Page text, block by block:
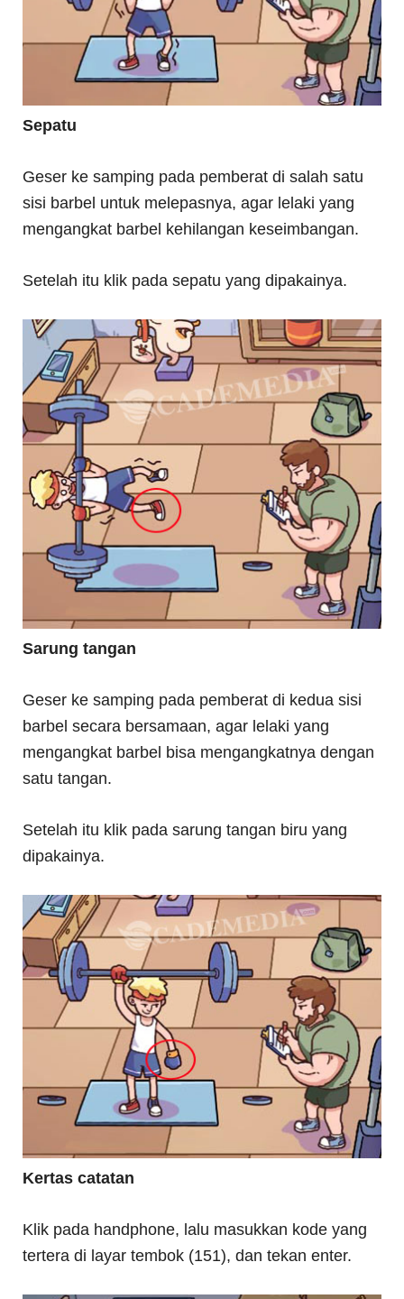
Sepatu
Geser ke samping pada pemberat di salah satu
sisi barbel untuk melepasnya, agar lelaki yang
mengangkat barbel kehilangan keseimbangan.
Setelah itu klik pada sepatu yang dipakainya.
Sarung tangan
Geser ke samping pada pemberat di kedua sisi
barbel secara bersamaan, agar lelaki yang
mengangkat barbel bisa mengangkatnya dengan
satu tangan.
Setelah itu klik pada sarung tangan biru yang
dipakainya.
Kertas catatan
Klik pada handphone, lalu masukkan kode yang
tertera di layar tembok (151), dan tekan enter.